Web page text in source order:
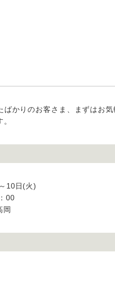
ばかりのお客さま、まずはお
10日(火)
00
岡